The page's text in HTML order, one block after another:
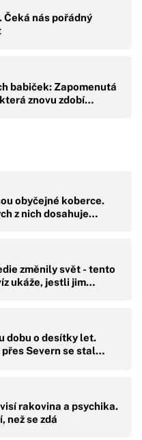
Čeká nás pořádný
babiček: Zapomenutá
znovu zdobí…
obyčejné koberce.
z nich dosahuje…
změnily svět - tento
ukáže, jestli jim…
dobu o desítky let.
Severn se stal…
rakovina a psychika.
než se zdá